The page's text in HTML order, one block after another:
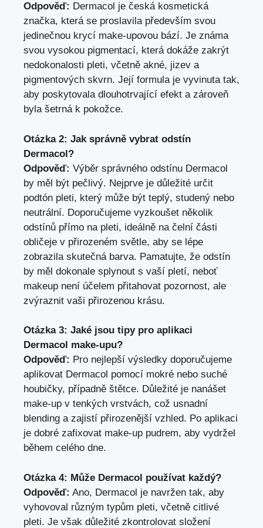
Odpověď: Dermacol je česká kosmetická
značka, která se proslavila především svou
jedinečnou krycí make-upovou bází. Je známa
svou vysokou pigmentací, která dokáže zakrýt
nedokonalosti pleti, včetně akné, jizev a
pigmentových skvrn. Její formula je vyvinuta tak,
aby poskytovala dlouhotrvající efekt a zároveň
byla šetrná k pokožce.
Otázka 2: Jak správně vybrat odstín
Dermacol?
Odpověď: Výběr správného odstínu Dermacol
by měl být pečlivý. Nejprve je důležité určit
podtón pleti, který může být teplý, studený nebo
neutrální. Doporučujeme vyzkoušet několik
odstínů přímo na pleti, ideálně na čelní části
obličeje v přirozeném světle, aby se lépe
zobrazila skutečná barva. Pamatujte, že odstín
by měl dokonale splynout s vaší pletí, neboť
makeup není účelem přitahovat pozornost, ale
zvýraznit vaši přirozenou krásu.
Otázka 3: Jaké jsou tipy pro aplikaci
Dermacol make-upu?
Odpověď: Pro nejlepší výsledky doporučujeme
aplikovat Dermacol pomocí mokré nebo suché
houbičky, případně štětce. Důležité je nanášet
make-up v tenkých vrstvách, což usnadní
blending a zajistí přirozenější vzhled. Po aplikaci
je dobré zafixovat make-up pudrem, aby vydržel
během celého dne.
Otázka 4: Může Dermacol používat každý?
Odpověď: Ano, Dermacol je navržen tak, aby
vyhovoval různým typům pleti, včetně citlivé
pleti. Je však důležité zkontrolovat složení